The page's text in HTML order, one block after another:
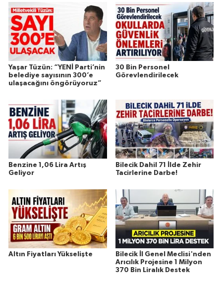
Yaşar Tüzün: “YENİ Parti’nin
belediye sayısının 300’e
ulaşacağını öngörüyoruz”
30 Bin Personel
Görevlendirilecek
Benzine 1,06 Lira Artış
Geliyor
Bilecik Dahil 71 İlde Zehir
Tacirlerine Darbe!
Altın Fiyatları Yükselişte
Bilecik İl Genel Meclisi'nden
Arıcılık Projesine 1 Milyon
370 Bin Liralık Destek